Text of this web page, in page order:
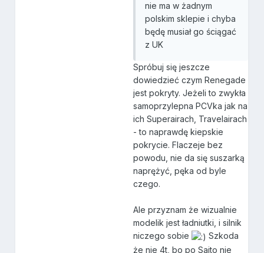
nie ma w żadnym
polskim sklepie i chyba
będę musiał go ściągać
z UK
Spróbuj się jeszcze
dowiedzieć czym Renegade
jest pokryty. Jeżeli to zwykła
samoprzylepna PCVka jak na
ich Superairach, Travelairach
- to naprawdę kiepskie
pokrycie. Flaczeje bez
powodu, nie da się suszarką
naprężyć, pęka od byle
czego.
Ale przyznam że wizualnie
modelik jest ładniutki, i silnik
niczego sobie
Szkoda
że nie 4t, bo po Saito nie